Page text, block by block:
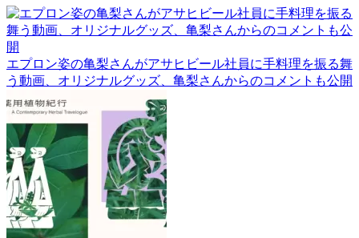
エプロン姿の亀梨さんがアサヒビール社員に手料理を振る舞
う動画、オリジナルグッズ、亀梨さんからのコメントも公開